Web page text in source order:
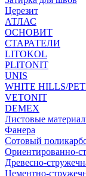
Церезит
АТЛАС
ОСНОВИТ
СТАРАТЕЛИ
LITOKOL
PLITONIT
UNIS
WHITE HILLS/
VETONIT
DEMEX
Листовые
Фанера
Сотовый
Ориентированно-
Древесно-
Цементно-